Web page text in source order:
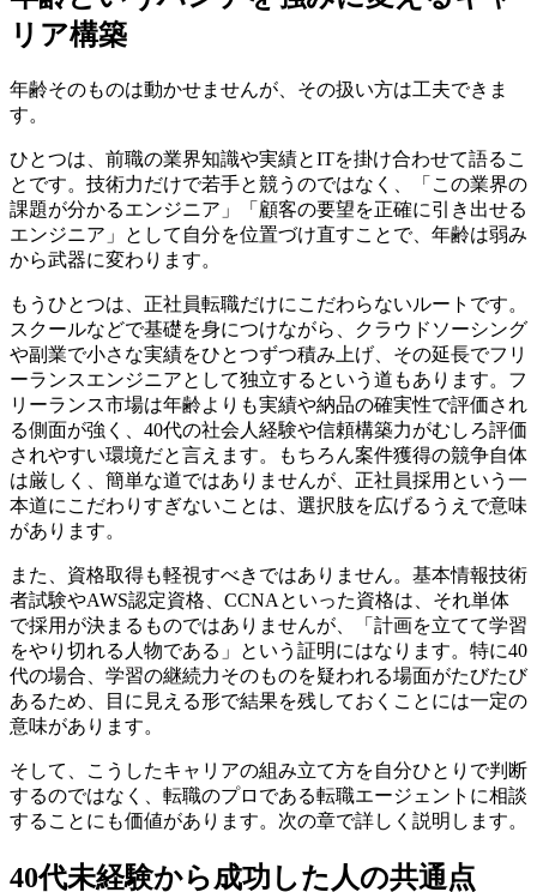
リア構築
年齢そのものは動かせませんが、その扱い方は工夫できま
す。
ひとつは、前職の業界知識や実績とITを掛け合わせて語るこ
とです。技術力だけで若手と競うのではなく、「この業界の
課題が分かるエンジニア」「顧客の要望を正確に引き出せる
エンジニア」として自分を位置づけ直すことで、年齢は弱み
から武器に変わります。
もうひとつは、正社員転職だけにこだわらないルートです。
スクールなどで基礎を身につけながら、クラウドソーシング
や副業で小さな実績をひとつずつ積み上げ、その延長でフリ
ーランスエンジニアとして独立するという道もあります。フ
リーランス市場は年齢よりも実績や納品の確実性で評価され
る側面が強く、40代の社会人経験や信頼構築力がむしろ評価
されやすい環境だと言えます。もちろん案件獲得の競争自体
は厳しく、簡単な道ではありませんが、正社員採用という一
本道にこだわりすぎないことは、選択肢を広げるうえで意味
があります。
また、資格取得も軽視すべきではありません。基本情報技術
者試験やAWS認定資格、CCNAといった資格は、それ単体
で採用が決まるものではありませんが、「計画を立てて学習
をやり切れる人物である」という証明にはなります。特に40
代の場合、学習の継続力そのものを疑われる場面がたびたび
あるため、目に見える形で結果を残しておくことには一定の
意味があります。
そして、こうしたキャリアの組み立て方を自分ひとりで判断
するのではなく、転職のプロである転職エージェントに相談
することにも価値があります。次の章で詳しく説明します。
40代未経験から成功した人の共通点